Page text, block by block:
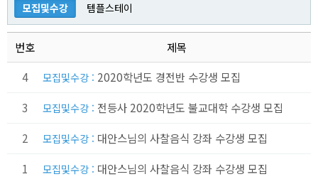
모집및수강
템플스테이
번호
제목
4
모집및수강 : 2020학년도 경전반 수강생 모집
3
모집및수강 : 전등사 2020학년도 불교대학 수강생 모집
2
모집및수강 : 대안스님의 사찰음식 강좌 수강생 모집
1
모집및수강 : 대안스님의 사찰음식 강좌 수강생 모집